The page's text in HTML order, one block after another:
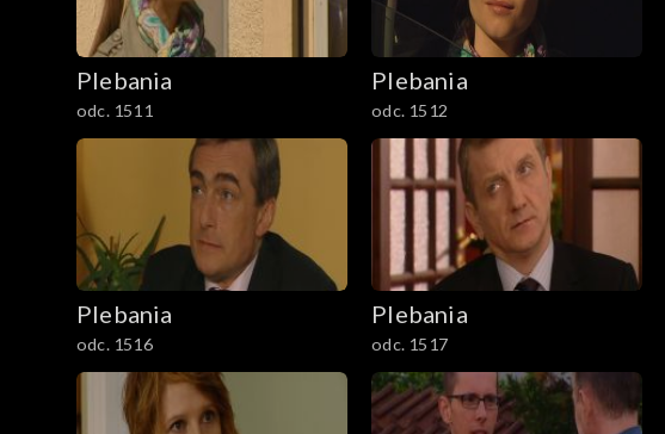
1001-1100
1101-1200
1201-1300
1301-1400
1401-1500
1501-1600
1601-1700
Plebania
odc. 1511
Plebania
odc. 1512
Plebania
odc. 1516
Plebania
odc. 1517